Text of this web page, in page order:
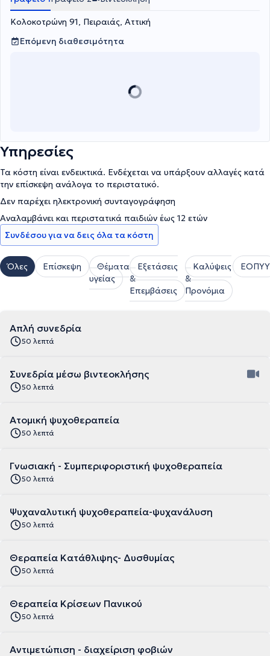
Κολοκοτρώνη 91, Πειραιάς, Αττική
Επόμενη διαθεσιμότητα
Υπηρεσίες
Τα κόστη είναι ενδεικτικά. Ενδέχεται να υπάρξουν αλλαγές κατά
την επίσκεψη ανάλογα το περιστατικό.
Δεν παρέχει ηλεκτρονική συνταγογράφηση
Αναλαμβάνει και περιστατικά παιδιών έως 12 ετών
Συνδέσου για να δεις όλα τα κόστη
Όλες Επίσκεψη
Θέματα
υγείας
Εξετάσεις
&
Επεμβάσεις
Καλύψεις
&
Προνόμια
ΕΟΠΥΥ
Απλή συνεδρία
50 λεπτά
Συνεδρία μέσω βιντεοκλήσης
50 λεπτά
Ατομική ψυχοθεραπεία
50 λεπτά
Γνωσιακή - Συμπεριφοριστική ψυχοθεραπεία
50 λεπτά
Ψυχαναλυτική ψυχοθεραπεία-ψυχανάλυση
50 λεπτά
Θεραπεία Κατάθλιψης- Δυσθυμίας
50 λεπτά
Θεραπεία Κρίσεων Πανικού
50 λεπτά
Αντιμετώπιση - διαχείριση φοβιών